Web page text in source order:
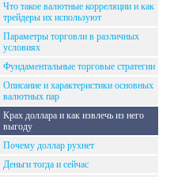
Что такое валютные корреляции и как
трейдеры их используют
Параметры торговли в различных
условиях
Фундаментальные торговые стратегии
Описание и характеристики основных
валютных пар
Крах доллара и как извлечь из него
выгоду
Почему доллар рухнет
Деньги тогда и сейчас